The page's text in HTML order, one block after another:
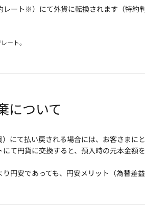
ート※）にて外貨に転換されます（特約
ート。
について
にて払い戻される場合には、お客さまに
て円貨に交換すると、預入時の元本金額
安であっても、円安メリット（為替差